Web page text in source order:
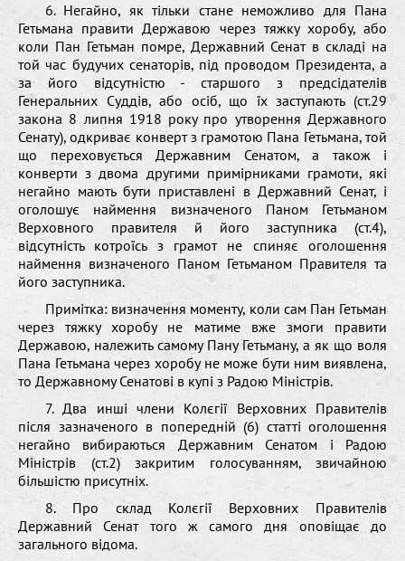
6. Негайно, як тільки стане неможливо для Пана
Гетьмана правити Державою через тяжку хоробу, або
коли Пан Гетьман помре, Державний Сенат в складі на
той час будучих сенаторів, під проводом Президента, а
за його відсутністю - старшого з предсідателів
Генеральних Суддів, або осіб, що їх заступають (ст.29
закона 8 липня 1918 року про утворення Державного
Сенату), одкриває конверт з грамотою Пана Гетьмана, той
що переховується Державним Сенатом, а також і
конверти з двома другими примірниками грамоти, які
негайно мають бути приставлені в Державний Сенат, і
оголошує наймення визначеного Паном Гетьманом
Верховного правителя й його заступника (ст.4),
відсутність котроїсь з грамот не спиняє оголошення
наймення визначеного Паном Гетьманом Правителя та
його заступника.
Примітка: визначення моменту, коли сам Пан Гетьман
через тяжку хоробу не матиме вже змоги правити
Державою, належить самому Пану Гетьману, а як що воля
Пана Гетьмана через хоробу не може бути ним виявлена,
то Державному Сенатові в купі з Радою Міністрів.
7. Два инші члени Колєгії Верховних Правителів
після зазначеного в попередній (6) статті оголошення
негайно вибираються Державним Сенатом і Радою
Міністрів (ст.2) закритим голосуванням, звичайною
більшістю присутніх.
8. Про склад Колєгії Верховних Правителів
Державний Сенат того ж самого дня оповіщає до
загального відома.